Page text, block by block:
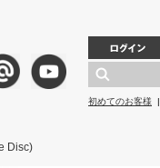
初めてのお客様 |
Disc)